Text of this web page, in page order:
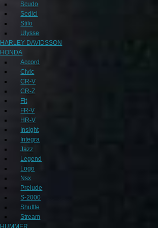
Scudo
Sedici
Stilo
Ulysse
HARLEY DAVIDSSON
HONDA
Accord
Civic
CR-V
CR-Z
Fit
FR-V
HR-V
Insight
Integra
Jazz
Legend
Logo
Nsx
Prelude
S-2000
Shuttle
Stream
HUMMER